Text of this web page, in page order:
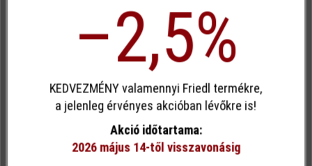
kiválóan funkcionálnak. Az Öko Plus VG4 tökéletesen
illeszkedik a további, azonos magasságú vízelvezető köveinkhez
és VG4 technológiával gyártott térköveinkhez.
Egyéni cookie elfogadása
Ez a webhely cookie-kat használ, hogy a lehető legjobb
funkcionalitást kínálja Önnek...További információ
Egyéni beállítások Csak funkcionális cookie elfogadása
–2,5%
KEDVEZMÉNY valamennyi Friedl termékre,
a jelenleg érvényes akcióban lévőkre is!
Akció időtartama:
2026 május 14-től visszavonásig